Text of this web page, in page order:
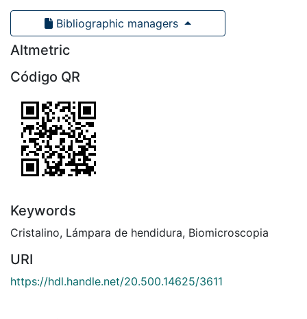
Bibliographic managers
Altmetric
Código QR
Keywords
Cristalino, Lámpara de hendidura, Biomicroscopia
URI
https://hdl.handle.net/20.500.14625/3611